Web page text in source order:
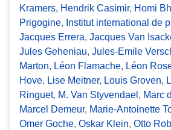
Kramers, Hendrik Casimir, Homi
Prigogine, Institut international de
Jacques Errera, Jacques Van
Jules Geheniau, Jules-Emile
Marton, Léon Flamache, Léon
Hove, Lise Meitner, Louis Groven,
Ringuet, M. Van Styvendael , Marc
Marcel Demeur, Marie-Antoinette
Omer Goche, Oskar Klein, Otto